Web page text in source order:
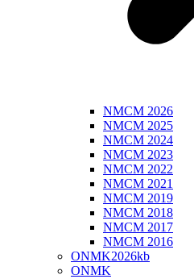
NMCM 2026
NMCM 2025
NMCM 2024
NMCM 2023
NMCM 2022
NMCM 2021
NMCM 2019
NMCM 2018
NMCM 2017
NMCM 2016
ONMK2026kb
ONMK